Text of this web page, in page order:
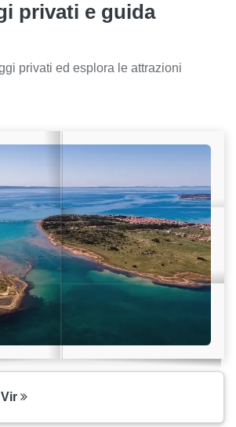
privati e guida
privati ed esplora le attrazioni